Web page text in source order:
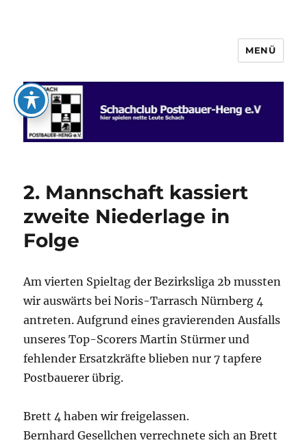
Schachclub Postbauer-Heng e.V.
MENÜ
2. Mannschaft kassiert
zweite Niederlage in
Folge
Am vierten Spieltag der Bezirksliga 2b mussten
wir auswärts bei Noris-Tarrasch Nürnberg 4
antreten. Aufgrund eines gravierenden Ausfalls
unseres Top-Scorers Martin Stürmer und
fehlender Ersatzkräfte blieben nur 7 tapfere
Postbauerer übrig.
Brett 4 haben wir freigelassen.
Bernhard Gesellchen verrechnete sich an Brett